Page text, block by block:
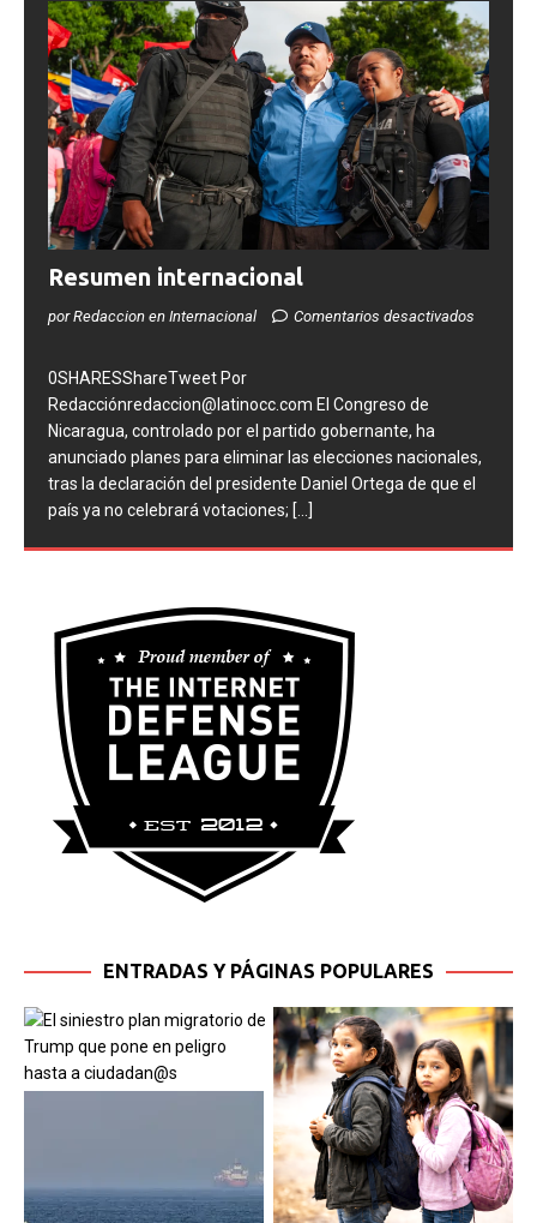
Resumen internacional
por Redaccion en Internacional
0SHARESShareTweet Por
Redacciónredaccion@latinocc.com El Congreso de
Nicaragua, controlado por el partido gobernante, ha
anunciado planes para eliminar las elecciones nacionales,
tras la declaración del presidente Daniel Ortega de que el
país ya no celebrará votaciones; [...]
ENTRADAS Y PÁGINAS POPULARES